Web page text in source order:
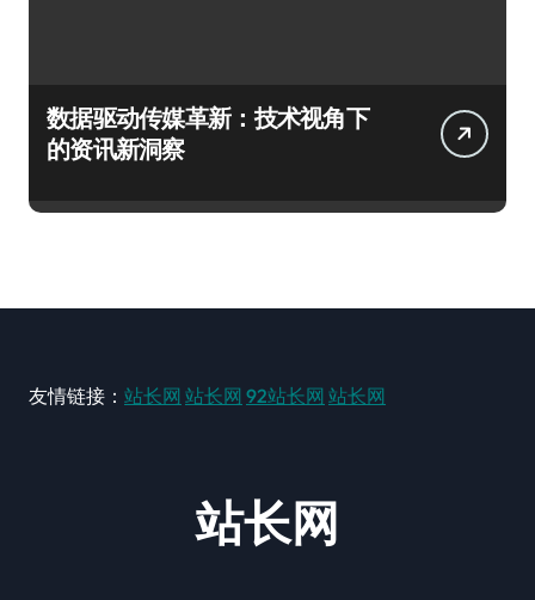
数据驱动传媒革新：技术视角下
的资讯新洞察
友情链接： 站长网 站长网 92站长网 站长网
站长网